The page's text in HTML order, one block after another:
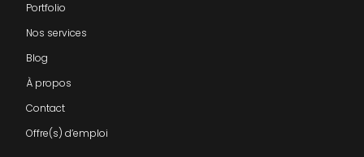
Portfolio
Nos services
Blog
À propos
Contact
Offre(s) d’emploi